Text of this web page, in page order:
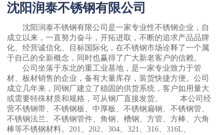
沈阳润泰不锈钢有限公司
沈阳润泰不锈钢有限公司是一家专业性不锈钢企业，自
成立以来，一直努力奋斗，开拓进取，不断的追求产品品牌
化、经营诚信化、目标国际化，在不锈钢市场诠释了一个属
于自己的全新概念，同时也赢得了广大新老客户的信赖。
公司坐落于东北的重工业基地，是一家专业致力于管
材、板材销售的企业，备有大量库存，装货快捷方便。公司
成立几年来，同钢厂建立了稳固的供货系统，客户如用量大
或需要特殊材质和规格，可从钢厂直接发货。 本公司经
营不锈钢带、不锈钢板、中厚板、不锈钢扁钢、不锈钢管、
不锈钢法兰、不锈钢管件、角钢、槽钢、方管、方棒、六角
棒等不锈钢材料。201、202、304、321、316、316L、